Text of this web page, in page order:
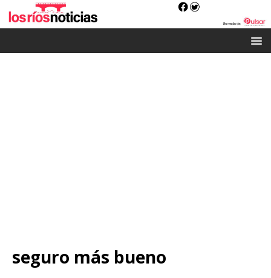
seguro más bueno